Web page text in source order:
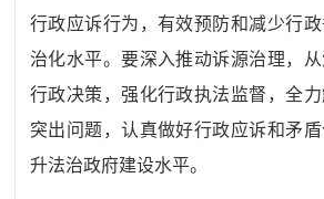
行政应诉行为，有效预防和减少行
治化水平。要深入推动诉源治理，
行政决策，强化行政执法监督，全
突出问题，认真做好行政应诉和矛
升法治政府建设水平。